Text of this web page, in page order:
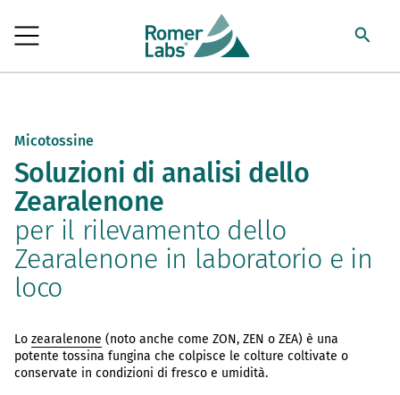
Micotossine
Soluzioni di analisi dello
Zearalenone
per il rilevamento dello
Zearalenone in laboratorio e in
loco
Lo zearalenone (noto anche come ZON, ZEN o ZEA) è una
potente tossina fungina che colpisce le colture coltivate o
conservate in condizioni di fresco e umidità.